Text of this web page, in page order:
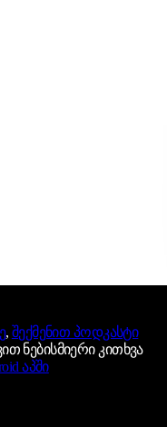
, შექმენით პოდკასტი
ნებისმიერი კითხვა
აპში